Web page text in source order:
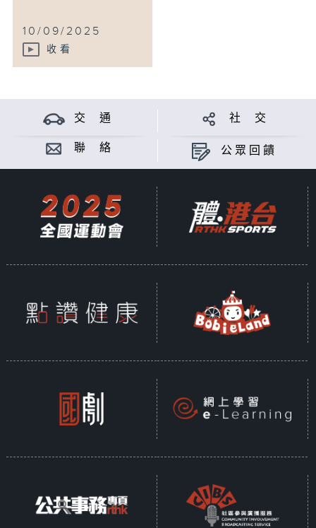
10/09/2025
收看
交 通 社 交
聯 絡 公眾回饋